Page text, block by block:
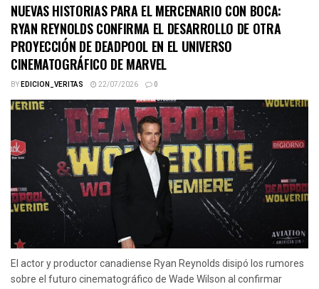
NUEVAS HISTORIAS PARA EL MERCENARIO CON BOCA:
RYAN REYNOLDS CONFIRMA EL DESARROLLO DE OTRA
PROYECCIÓN DE DEADPOOL EN EL UNIVERSO
CINEMATOGRÁFICO DE MARVEL
BYEDICION_VERITAS 22/07/2026 0
El actor y productor canadiense Ryan Reynolds disipó los rumores
sobre el futuro cinematográfico de Wade Wilson al confirmar